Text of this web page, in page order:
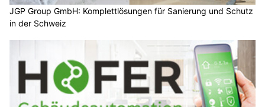
JGP Group GmbH: Komplettlösungen für Sanierung und Schutz
in der Schweiz